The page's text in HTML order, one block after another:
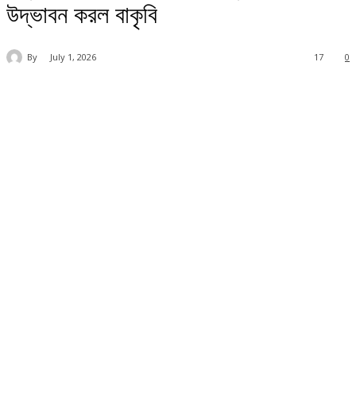
উদ্ভাবন করল বাকৃবি
By July 1, 2026 0
17